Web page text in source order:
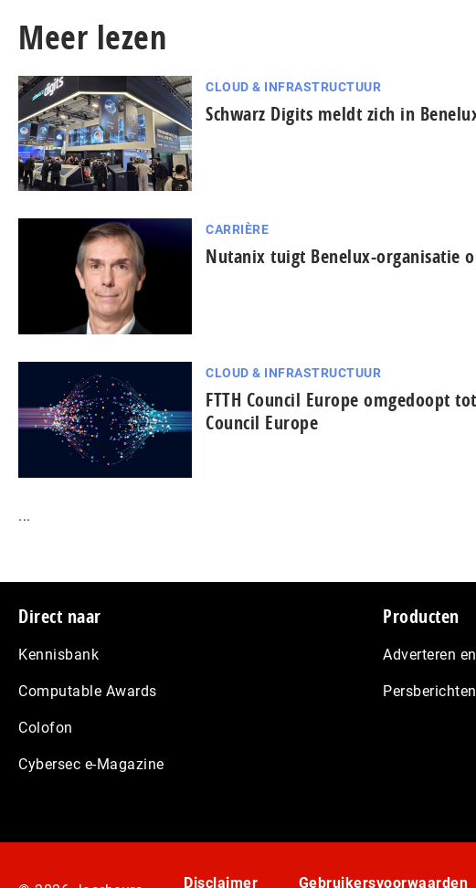
Meer lezen
CLOUD & INFRASTRUCTUUR
Schwarz Digits meldt zich in
CARRIÈRE
Nutanix tuigt Benelux-organisatie
CLOUD & INFRASTRUCTUUR
FTTH Council Europe omgedoopt
Council Europe
...
Footer
Direct naar
Kennisbank
Computable Awards
Colofon
Cybersec e-Magazine
Producten
Adverteren
Persberichten
Disclaimer Gebruikersvoorwaarden